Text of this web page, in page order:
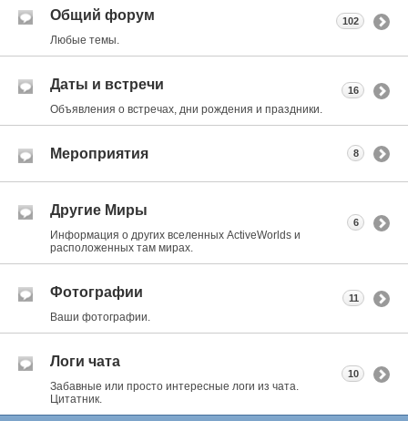
Общий форум
Любые темы.
102
Даты и встречи
Объявления о встречах, дни рождения и праздники.
16
Мероприятия 8
Другие Миры
Информация о других вселенных ActiveWorlds и
расположенных там мирах.
6
Фотографии
Ваши фотографии.
11
Логи чата
Забавные или просто интересные логи из чата.
Цитатник.
10